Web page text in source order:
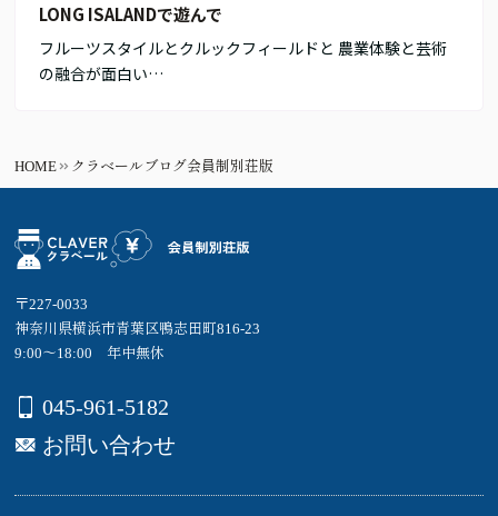
LONG ISALANDで遊んで
フルーツスタイルとクルックフィールドと 農業体験と芸術
の融合が面白い…
HOME クラベールブログ会員制別荘版
〒227-0033
神奈川県横浜市青葉区鴨志田町816-23
9:00～18:00 年中無休
045-961-5182
お問い合わせ